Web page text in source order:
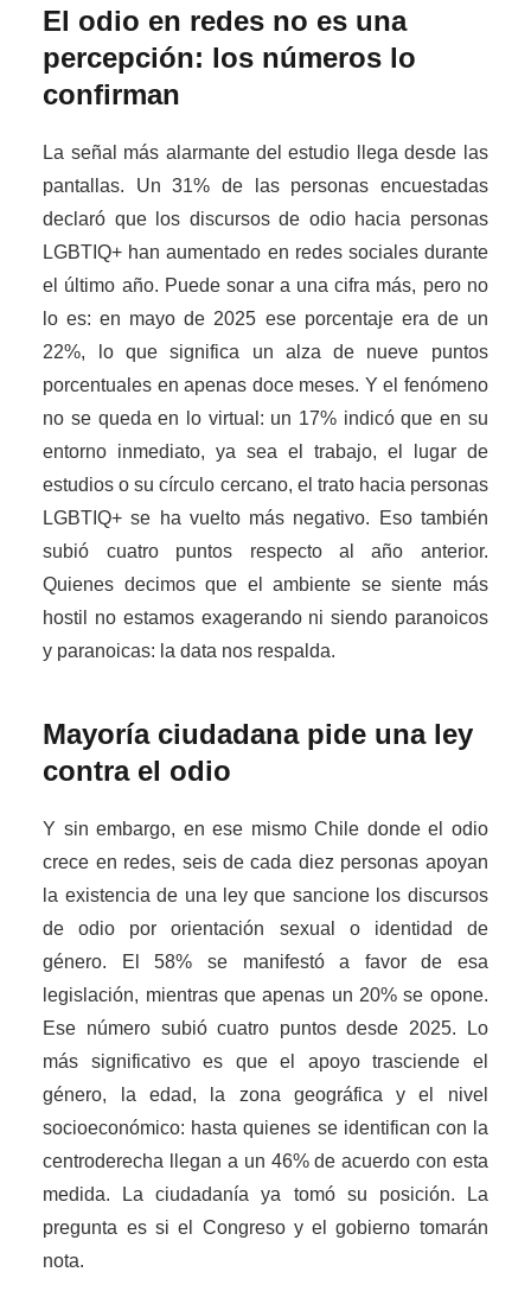
El odio en redes no es una
percepción: los números lo
confirman
La señal más alarmante del estudio llega desde las
pantallas. Un 31% de las personas encuestadas
declaró que los discursos de odio hacia personas
LGBTIQ+ han aumentado en redes sociales durante
el último año. Puede sonar a una cifra más, pero no
lo es: en mayo de 2025 ese porcentaje era de un
22%, lo que significa un alza de nueve puntos
porcentuales en apenas doce meses. Y el fenómeno
no se queda en lo virtual: un 17% indicó que en su
entorno inmediato, ya sea el trabajo, el lugar de
estudios o su círculo cercano, el trato hacia personas
LGBTIQ+ se ha vuelto más negativo. Eso también
subió cuatro puntos respecto al año anterior.
Quienes decimos que el ambiente se siente más
hostil no estamos exagerando ni siendo paranoicos
y paranoicas: la data nos respalda.
Mayoría ciudadana pide una ley
contra el odio
Y sin embargo, en ese mismo Chile donde el odio
crece en redes, seis de cada diez personas apoyan
la existencia de una ley que sancione los discursos
de odio por orientación sexual o identidad de
género. El 58% se manifestó a favor de esa
legislación, mientras que apenas un 20% se opone.
Ese número subió cuatro puntos desde 2025. Lo
más significativo es que el apoyo trasciende el
género, la edad, la zona geográfica y el nivel
socioeconómico: hasta quienes se identifican con la
centroderecha llegan a un 46% de acuerdo con esta
medida. La ciudadanía ya tomó su posición. La
pregunta es si el Congreso y el gobierno tomarán
nota.